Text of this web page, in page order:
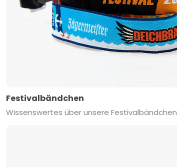
Festivalbändchen
Wissenswertes über unsere Festivalbändchen